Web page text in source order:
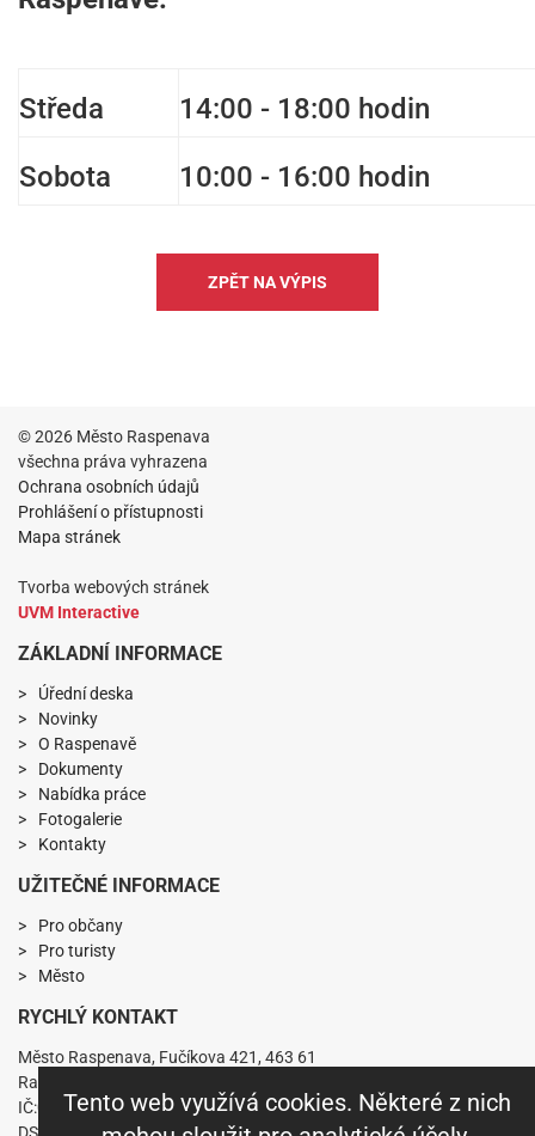
Tento web využívá cookies. Některé z nich
Středa 14:00 - 18:00 hodin
Sobota 10:00 - 16:00 hodin
ZPĚT NA VÝPIS
© 2026 Město Raspenava
všechna práva vyhrazena
Ochrana osobních údajů
Prohlášení o přístupnosti
Mapa stránek
Tvorba webových stránek
UVM Interactive
ZÁKLADNÍ INFORMACE
Úřední deska
Novinky
O Raspenavě
Dokumenty
Nabídka práce
Fotogalerie
Kontakty
UŽITEČNÉ INFORMACE
Pro občany
Pro turisty
Město
RYCHLÝ KONTAKT
Město Raspenava, Fučíkova 421, 463 61
Raspenava
IČ:00263141 DIČ:CZ00263141